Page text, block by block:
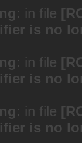
: in file
is no
: in file
is no
: in file
is no